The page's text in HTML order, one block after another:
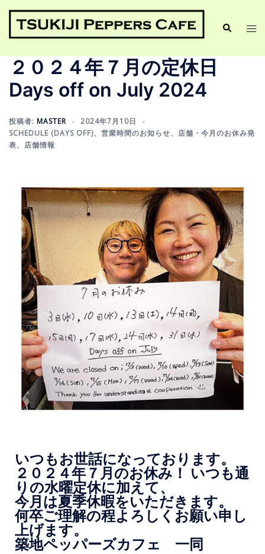
２０２４年７月の定休日
Days off on July 2024
投稿者: MASTER
2024年7月10日
SCHEDULE (DAYS OFF)、 営業時間のお知らせ、 店舗・今月のお休み発
表、 店舗情報
いつもお世話になっております。
２０２４年７月のお休み！ いつも通
りの水曜定休に加えて、
今月は夏季休暇をいただきます。
何卒ご理解の程よろしくお願い申し
上げます。
築地ペッパーズカフェ 一同